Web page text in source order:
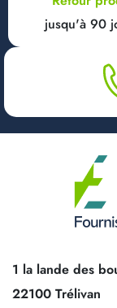
jusqu'à 90
1 la lande des
22100 Trélivan